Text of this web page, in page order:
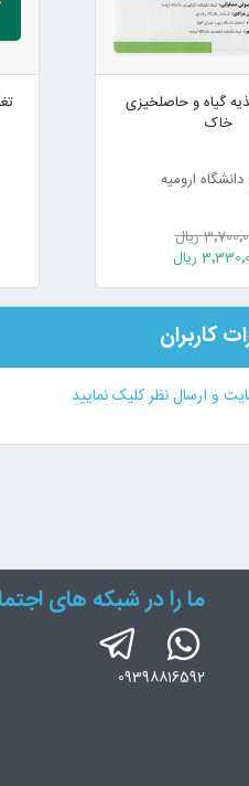
گیاه و حاصلخیزی
خاک
دانشگاه ارومیه
ریال
ریال
کاربران
و ارسال نظر کلیک نمایید
ما را در شبکه های
09398816592